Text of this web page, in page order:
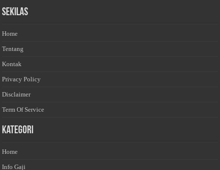
Sekilas
Home
Tentang
Kontak
Privacy Policy
Disclaimer
Term Of Service
Kategori
Home
Info Gaji